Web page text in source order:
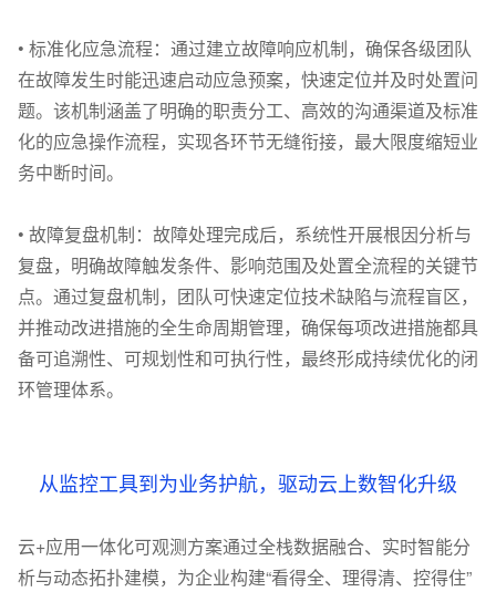
• 标准化应急流程：通过建立故障响应机制，确保各级团队
在故障发生时能迅速启动应急预案，快速定位并及时处置问
题。该机制涵盖了明确的职责分工、高效的沟通渠道及标准
化的应急操作流程，实现各环节无缝衔接，最大限度缩短业
务中断时间。
• 故障复盘机制：故障处理完成后，系统性开展根因分析与
复盘，明确故障触发条件、影响范围及处置全流程的关键节
点。通过复盘机制，团队可快速定位技术缺陷与流程盲区，
并推动改进措施的全生命周期管理，确保每项改进措施都具
备可追溯性、可规划性和可执行性，最终形成持续优化的闭
环管理体系。
从监控工具到为业务护航，驱动云上数智化升级
云+应用一体化可观测方案通过全栈数据融合、实时智能分
析与动态拓扑建模，为企业构建“看得全、理得清、控得住”